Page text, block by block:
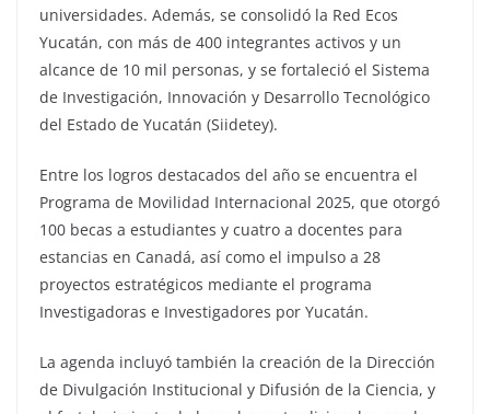
universidades. Además, se consolidó la Red Ecos
Yucatán, con más de 400 integrantes activos y un
alcance de 10 mil personas, y se fortaleció el Sistema
de Investigación, Innovación y Desarrollo Tecnológico
del Estado de Yucatán (Siidetey).
Entre los logros destacados del año se encuentra el
Programa de Movilidad Internacional 2025, que otorgó
100 becas a estudiantes y cuatro a docentes para
estancias en Canadá, así como el impulso a 28
proyectos estratégicos mediante el programa
Investigadoras e Investigadores por Yucatán.
La agenda incluyó también la creación de la Dirección
de Divulgación Institucional y Difusión de la Ciencia, y